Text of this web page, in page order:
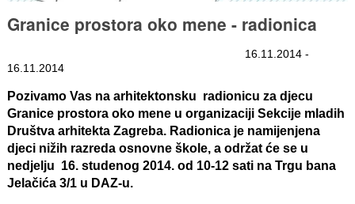
Granice prostora oko mene - radionica
16.11.2014 -
16.11.2014
Pozivamo Vas na arhitektonsku radionicu za djecu
Granice prostora oko meneu organizaciji Sekcije mladih
Društva arhitekta Zagreba. Radionica je namijenjena
djeci nižih razreda osnovne škole, a održat će se u
nedjelju 16. studenog 2014. od 10-12sati na Trgu bana
Jelačića 3/1 u DAZ-u.